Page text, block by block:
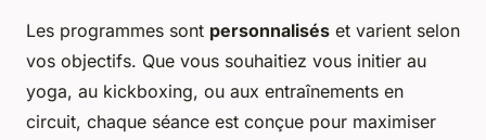
Les programmes sont personnalisés et varient selon
vos objectifs. Que vous souhaitiez vous initier au
yoga, au kickboxing, ou aux entraînements en
circuit, chaque séance est conçue pour maximiser